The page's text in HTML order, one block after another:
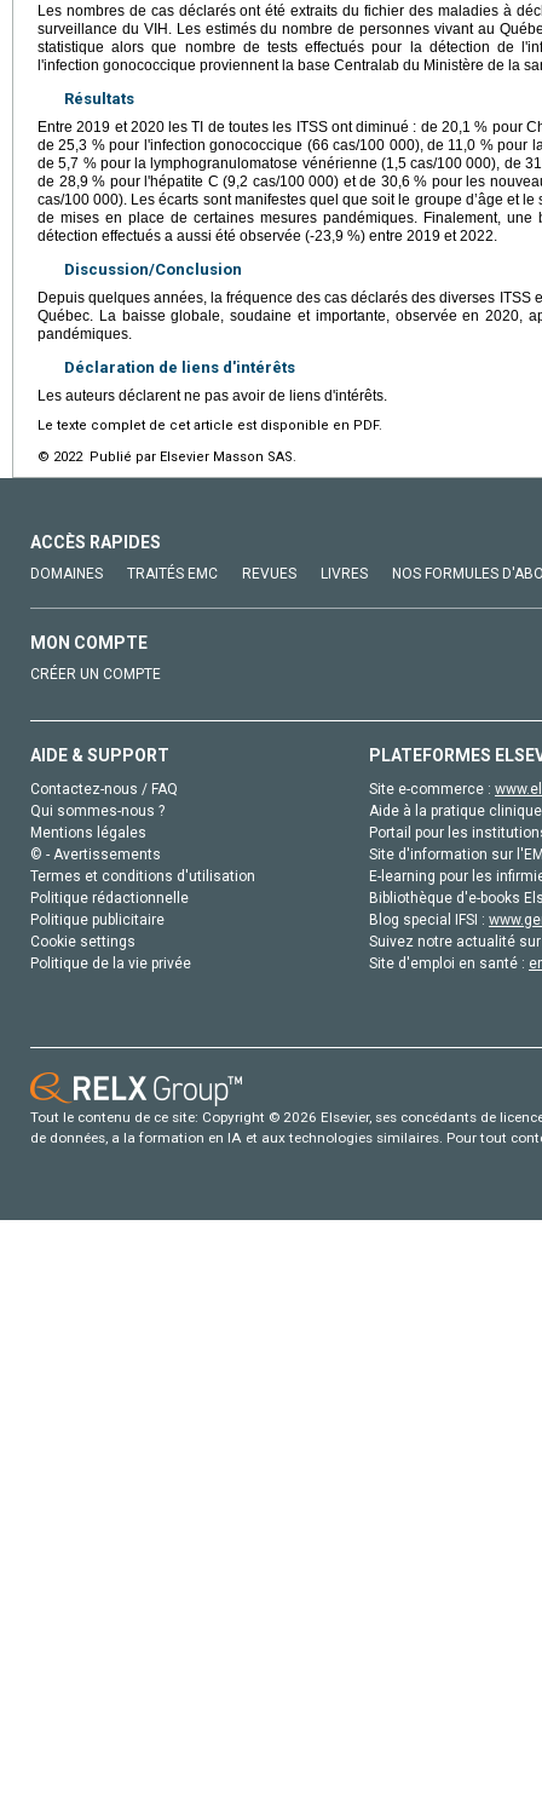
Les nombres de cas déclarés ont été extraits du fichier des maladies à
surveillance du VIH. Les estimés du nombre de personnes vivant au
statistique alors que nombre de tests effectués pour la détection de
l'infection gonococcique proviennent la base Centralab du Ministère de la
Résultats
Entre 2019 et 2020 les TI de toutes les ITSS ont diminué : de 20,1 % pour
de 25,3 % pour l'infection gonococcique (66 cas/100 000), de 11,0 % pour
de 5,7 % pour la lymphogranulomatose vénérienne (1,5 cas/100 000), de
de 28,9 % pour l'hépatite C (9,2 cas/100 000) et de 30,6 % pour les
cas/100 000). Les écarts sont manifestes quel que soit le groupe d’âge et
de mises en place de certaines mesures pandémiques. Finalement,
détection effectués a aussi été observée (-23,9 %) entre 2019 et 2022.
Discussion/Conclusion
Depuis quelques années, la fréquence des cas déclarés des diverses ITSS
Québec. La baisse globale, soudaine et importante, observée en 2020,
pandémiques.
Déclaration de liens d'intérêts
Les auteurs déclarent ne pas avoir de liens d'intérêts.
Le texte complet de cet article est disponible en PDF.
© 2022 Publié par Elsevier Masson SAS.
ACCÈS RAPIDES
DOMAINES TRAITÉS EMC REVUES LIVRES NOS FORMULES
MON COMPTE
CRÉER UN COMPTE
AIDE & SUPPORT
Contactez-nous / FAQ
Qui sommes-nous ?
Mentions légales
© - Avertissements
Termes et conditions d'utilisation
Politique rédactionnelle
Politique publicitaire
Cookie settings
Politique de la vie privée
PLATEFORMES
Site e-commerce :
Aide à la pratique
Portail pour les
Site d'information sur
E-learning pour les
Bibliothèque d'e-books
Blog special IFSI :
Suivez notre actualité
Site d'emploi en santé :
Tout le contenu de ce site: Copyright © 2026 Elsevier, ses concédants de
de données, a la formation en IA et aux technologies similaires. Pour tout